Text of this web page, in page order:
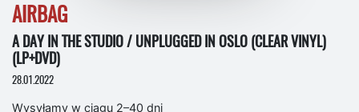
AIRBAG
A DAY IN THE STUDIO / UNPLUGGED IN OSLO (CLEAR VINYL)
(LP+DVD)
28.01.2022
Wysyłamy w ciągu 2–40 dni